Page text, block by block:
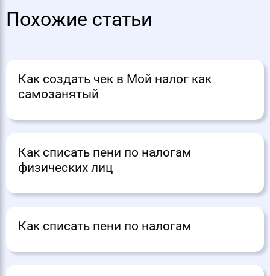
Похожие статьи
Как создать чек в Мой налог как
самозанятый
Как списать пени по налогам
физических лиц
Как списать пени по налогам